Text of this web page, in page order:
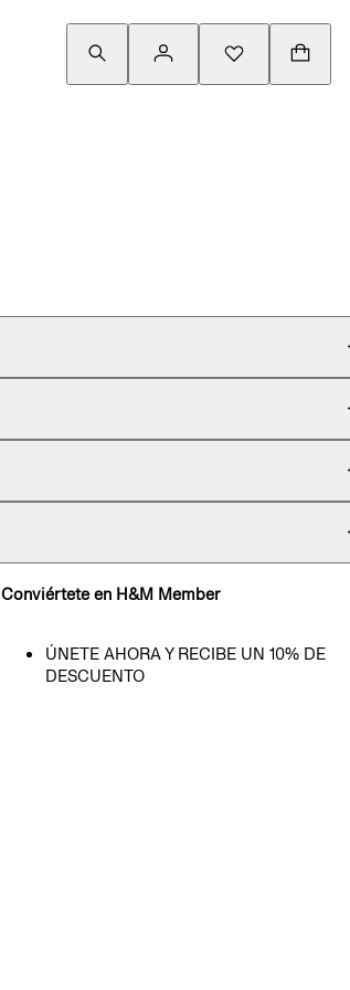
Conviértete en H&M Member
ÚNETE AHORA Y RECIBE UN 10% DE
DESCUENTO